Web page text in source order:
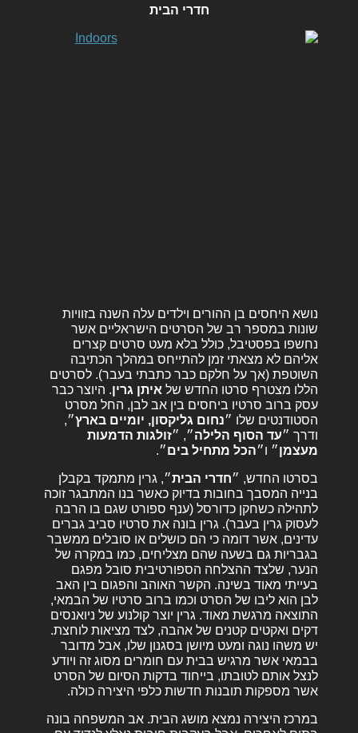
חדרי הבית
נושא היחסים בן ההורים וילדים עלה השנה בזוויות
שונות במספר רב של הסרטים הישראליים אשר
נחשפו בפסטיבל, כולל בלא מעט סרטים קצרים
אליהם לא מצאתי זמן להתייחס במהלך הכתיבה
השוטפת (אך על חלקם כבר כתבתי בעבר). לסרטים
הללו מצטרף סרטו החדש של איתן גרין. היוצר כבר
עסק ברוב סרטיו ביחסים בין אב לבן, החל מסרט
הסטודנטים שלו ״נחום גליקסון, יומיים בארץ״,
ודרך ״עד הסוף הלילה״, ״זולגות הדמעות
מעצמן״ ו״הכל מתחיל בים״.
בסרטו החדש, ״חדרי הבית״, גרין מתמקד בקבלן
בנייה המסבך בחובות בדיוק כאשר בנו המתבגר זוכה
לתהילה כשחקן כדורסל (ענף ספורט שגם בו הרבה
לעסוק גרין בעבר). גרין בונה את סרטיו סביב גברים
עדינים, אשר דומה כי הם כושלים או סובלים ממשבר
בגבריות גם בשעה שהם מצליחים, כמו במקרה של
הנער, שלצד ההצלחה הספורטיבית סובל מפגם
בעייתי מאוד בשינה. הקשר האוהב והפגום בין האב
לבן הוא ליבו של הסרט וכמו ברוב סרטיו של הבמאי,
התוצאה מרגשת מאוד. גרין יוצר קולנוע של ניואנסים
דקים ואקטים קטנים של אהבה, לצד מציאות לוחצת.
יש משהו נוגה ומעט מיושן בסגנון שלו, אבל מדובר
בבמאי אשר מרגיש בבית עם חומרים מסוג זה ויודע
לנצל אותם לטובתו, בייחוד בדקות הסיום של הסרט
אשר מספקות תובנות חדשות כלפי היצירה כולה.
במרכז היצירה נמצא מושג הבית. אב המשפחה בונה